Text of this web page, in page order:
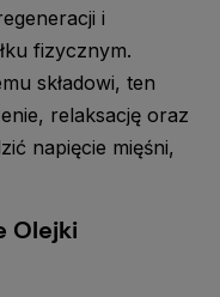
i
fizycznym.
składowi, ten
relaksację oraz
napięcie mięśni,
Olejki